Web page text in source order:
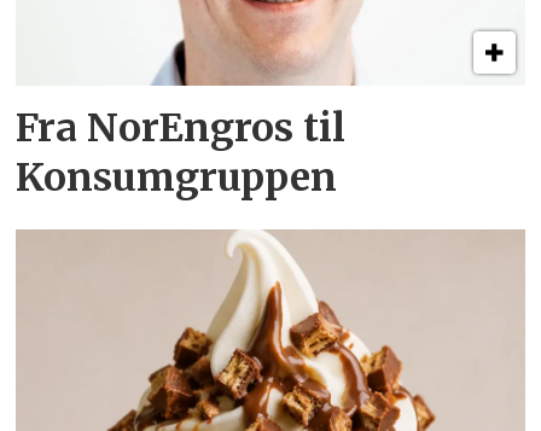
Fra NorEngros til
Konsumgruppen